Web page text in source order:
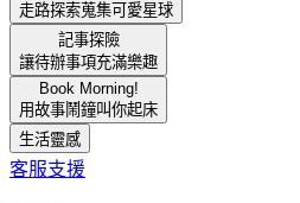
走路探索蒐集可愛星球
記事探險
讓待辦事項充滿樂趣
Book Morning!
用故事鬧鐘叫你起床
生活靈感
客服支援